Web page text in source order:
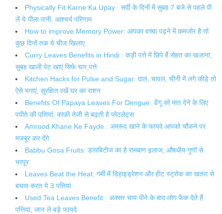
Physically Fit Karne Ka Upay : सर्दी के दिनों में सुबह 7 बजे से पहले पी
लें ये पीला पानी, आश्चर्य परिणाम
How to improve Memory Power: आपका बच्चा पढ़ने में कमजोर है तो
कुछ दिनों तक ये चीज खिलाए
Curry Leaves Benefits in Hindi : कड़ी पत्ते में छिपे हैं सेहत का खजाना,
सुबह खाली पेट खाएं सिर्फ चार पत्ते
Kitchen Hacks for Pulse and Sugar: दाल, चावल, चीनी में लगे कीड़े तो
ऐसे भगाएं, सुरक्षित रखें घर का राशन
Benefits Of Papaya Leaves For Dengue: डेंगू को मात देने के लिए
पपीते की पत्तियां, काफ़ी तेजी से बढ़ती है प्लेटलेट्स
Amrood Khane Ke Fayde : अमरूद खाने के फायदे आपको चौंकने पर
मजबूर कर देंगे
Babbu Gosa Fruits: डायबिटीज का है रामबाण इलाज, औषधीय गुणों से
भरपूर
Leaves Beat the Heat: गर्मी में डिहाइड्रेशन और हीट स्ट्रोक का खतरा से
बचाव करत ये 3 पत्तियां
Used Tea Leaves Benefit‌ : अक्सर चाय पीने के बाद लोग फेंक देते हैं
पत्तियां, जान ले बड़े फायदे